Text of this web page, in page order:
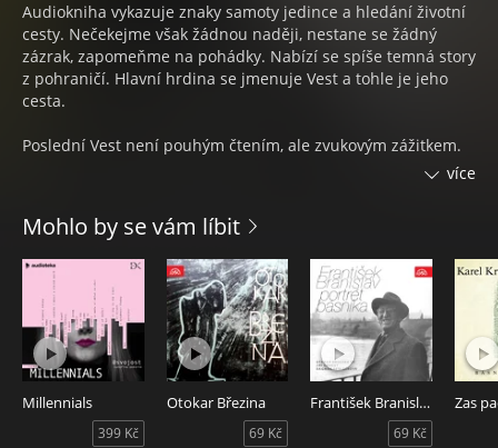
Audiokniha vykazuje znaky samoty jedince a hledání životní
cesty. Nečekejme však žádnou naději, nestane se žádný
zázrak, zapomeňme na pohádky. Nabízí se spíše temná story
z pohraničí. Hlavní hrdina se jmenuje Vest a tohle je jeho
cesta.
Poslední Vest není pouhým čtením, ale zvukovým zážitkem.
temnou a romantickou atmosféru. K audioknize i knize se
chystá kompletní album / soundtrack od Sklad by Walda.
Nahráno v Děčíně ve studiu Closer To Sun Underground
Records.
JAN VALÍK
Jan Valík (*1987, Děčín) je básník, muzikant a fotograf. Vydal
nakladatelství) a knihu Poslední Vest (2026, JT´s
nakladatelství). Hudební projekty Sen Triplet, PoloMy a Sklad
více
Mohlo by se vám líbit
Millennials
399 Kč
Otokar Březina
69 Kč
František Branislav - Portrét básníka
69 Kč
Zas